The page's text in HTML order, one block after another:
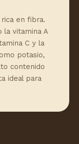
en fibra.
la vitamina A
C y la
potasio,
contenido
ideal para